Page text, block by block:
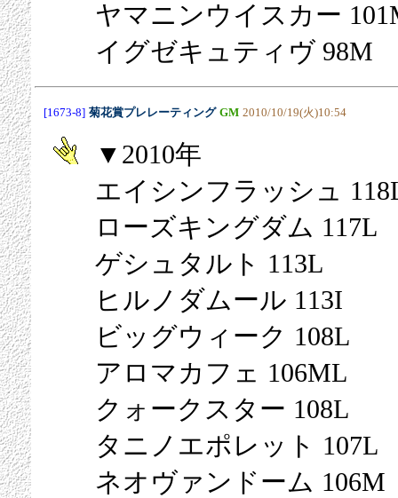
ヤマニンウイスカー
イグゼキュティヴ 98M
[1673-8] 菊花賞プレレーティング GM 2010/10/19(火)10:54
▼2010年
エイシンフラッシュ
ローズキングダム 117L
ゲシュタルト 113L
ヒルノダムール 113I
ビッグウィーク 108L
アロマカフェ 106ML
クォークスター 108L
タニノエポレット 107L
ネオヴァンドーム 106M